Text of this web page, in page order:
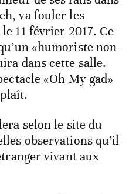
va fouler les
11 février 2017. Ce
«humoriste non-
dans cette salle.
«Oh My gad»
selon le site du
observations qu’il
vivant aux